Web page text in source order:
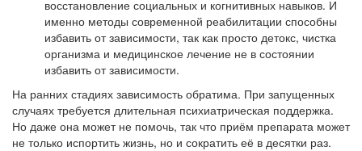
восстановление социальных и когнитивных навыков. И
именно методы современной реабилитации способны
избавить от зависимости, так как просто детокс, чистка
организма и медицинское лечение не в состоянии
избавить от зависимости.
На ранних стадиях зависимость обратима. При запущенных
случаях требуется длительная психиатрическая поддержка.
Но даже она может не помочь, так что приём препарата может
не только испортить жизнь, но и сократить её в десятки раз.